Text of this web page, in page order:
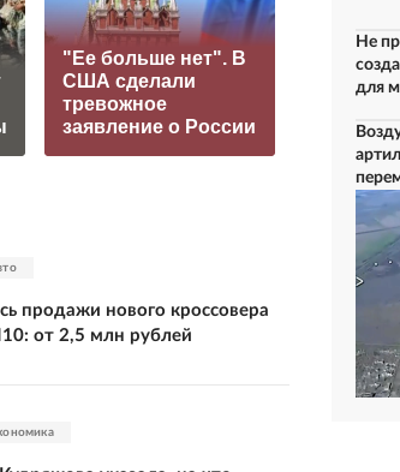
"Ее больше нет". В
США сделали
тревожное
заявление о России
«Это
Юрмале
продажи нового кроссовера
от 2,5 млн рублей
Не
для